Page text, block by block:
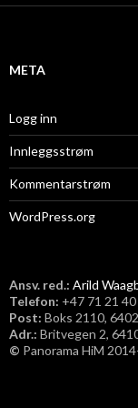
i
META
Logg inn
Innleggsstrøm
Kommentarstrøm
WordPress.org
Ansv. red.: Arild
Telefon: ​+47 71 21
Post: Boks 2110,
Adr.: Britvegen 2,
© Panorama HiM